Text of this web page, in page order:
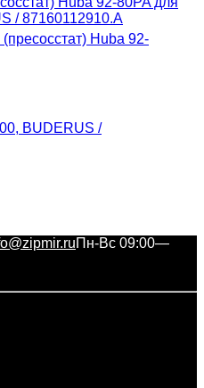
/ 87160112910.А
Пн-Вс 09:00—